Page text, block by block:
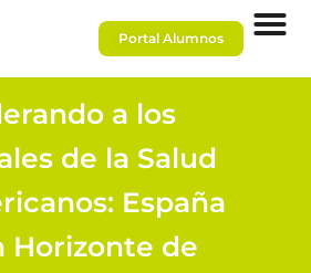
Portal Alumnos
a los
de la Salud
España
Horizonte de